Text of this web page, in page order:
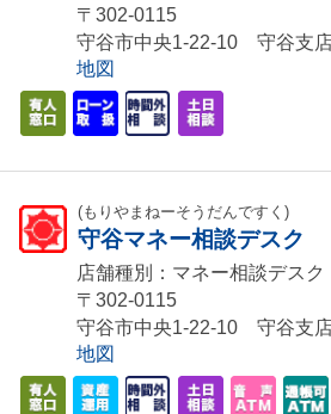
〒302-0115
守谷市中央1-22-10 守谷支
地図
(もりやまねーそうだんですく)
守谷マネー相談デスク
店舗種別：マネー相談デスク
〒302-0115
守谷市中央1-22-10 守谷支
地図